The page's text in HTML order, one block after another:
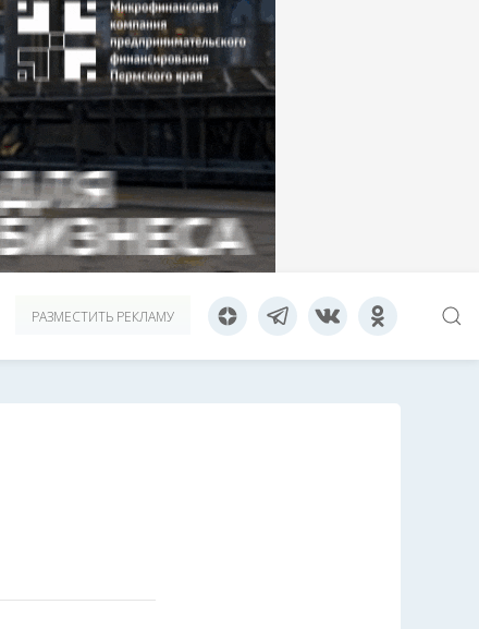
РАЗМЕСТИТЬ РЕКЛАМУ